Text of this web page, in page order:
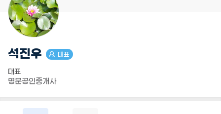
석진우 대표
대표
명문공인중개사